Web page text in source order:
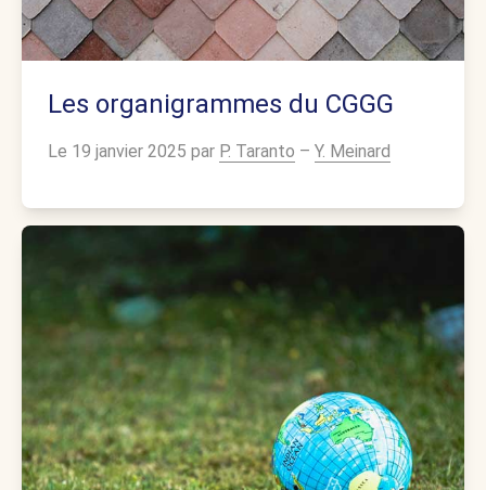
Les organigrammes du CGGG
Le 19 janvier 2025 par P. Taranto – Y. Meinard